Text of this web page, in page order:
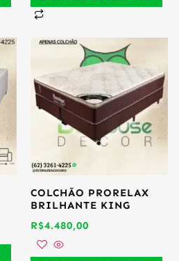
COLCHÃO PRORELAX
BRILHANTE KING
R$4.480,00